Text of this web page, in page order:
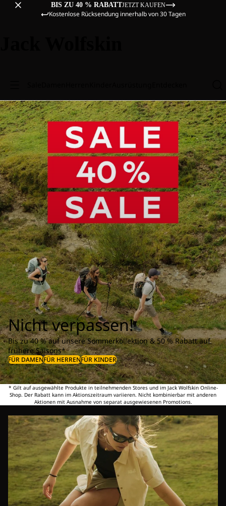
BIS ZU 40 % RABATTJETZT KAUFEN
Kostenlose Rücksendung innerhalb von 30 Tagen
Nicht verpassen!
Bis zu 40 % auf unsere Sommerkollektion & 50 % Rabatt auf
frühere Saisons*
FÜR DAMENFÜR HERRENFÜR KINDER
* Gilt auf ausgewählte Produkte in teilnehmenden Stores und im Jack Wolfskin Online-
Shop. Der Rabatt kann im Aktionszeitraum variieren. Nicht kombinierbar mit anderen
Aktionen mit Ausnahme von separat ausgewiesenen Promotions.